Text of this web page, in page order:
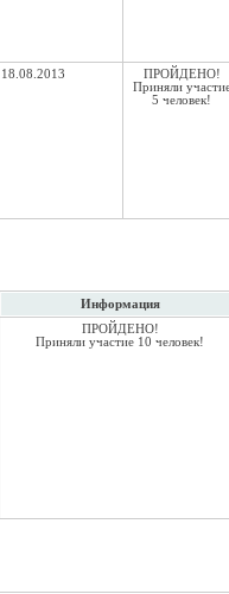
ПРОЙДЕНО!
Приняли
5 человек!
Информация
ПРОЙДЕНО!
Приняли участие 10 человек!